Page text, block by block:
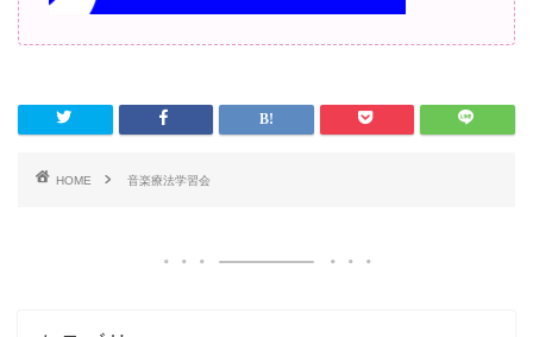
HOME 音楽療法学習会